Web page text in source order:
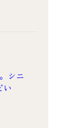
シニ
い